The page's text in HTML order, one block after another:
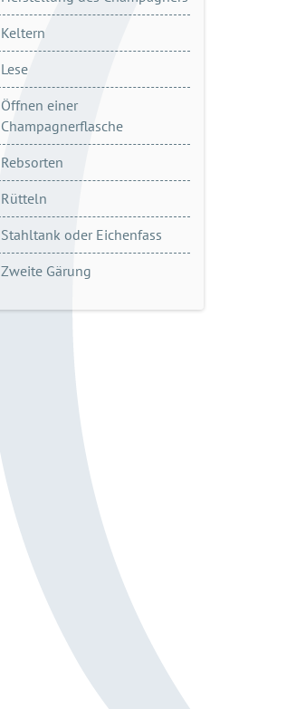
Keltern
Lese
Öffnen einer
Champagnerflasche
Rebsorten
Rütteln
Stahltank oder Eichenfass
Zweite Gärung